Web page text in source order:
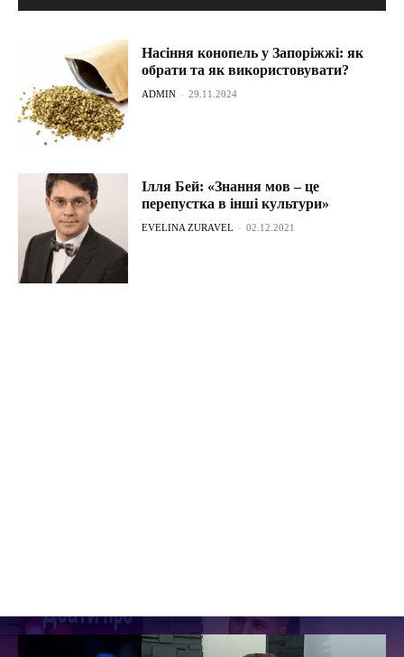
Насіння конопель у Запоріжжі: як
обрати та як використовувати?
ADMIN - 29.11.2024
Ілля Бей: «Знання мов – це
перепустка в інші культури»
EVELINA ZURAVEL - 02.12.2021